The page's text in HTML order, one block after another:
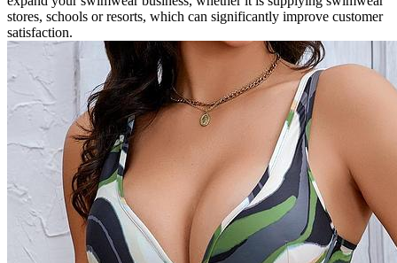
stores, schools or resorts, which can significantly improve customer
satisfaction.